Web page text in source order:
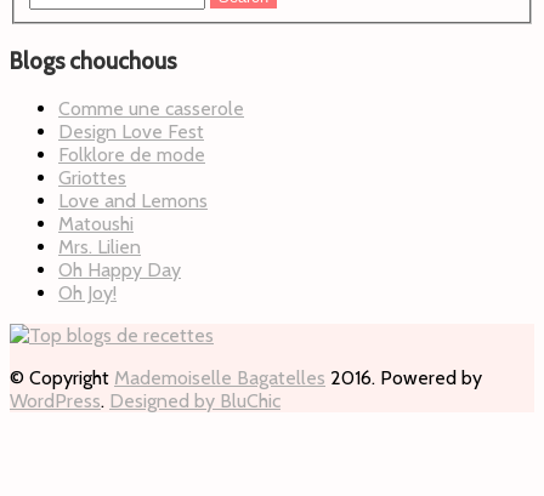
Blogs chouchous
Comme une casserole
Design Love Fest
Folklore de mode
Griottes
Love and Lemons
Matoushi
Mrs. Lilien
Oh Happy Day
Oh Joy!
© Copyright Mademoiselle Bagatelles 2016. Powered by
WordPress. Designed by BluChic